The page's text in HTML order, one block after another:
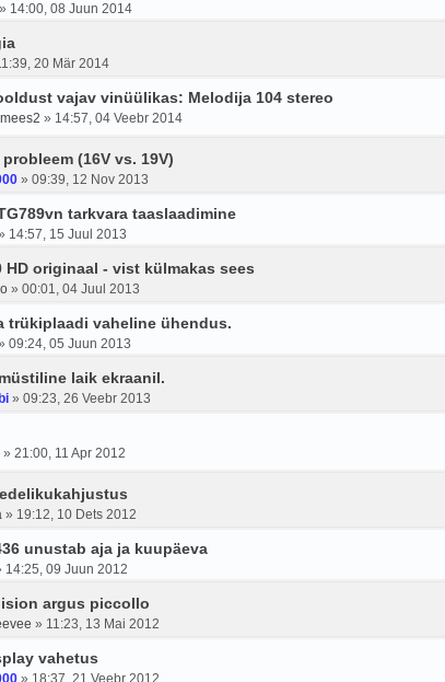
» 14:00, 08 Juun 2014
20 Mär 2014
vajav vinüülikas: Melodija 104 stereo
» 14:57, 04 Veebr 2014
(16V vs. 19V)
» 09:39, 12 Nov 2013
tarkvara taaslaadimine
14:57, 15 Juul 2013
HD originaal - vist külmakas sees
» 00:01, 04 Juul 2013
trükiplaadi vaheline ühendus.
09:24, 05 Juun 2013
laik ekraanil.
» 09:23, 26 Veebr 2013
» 21:00, 11 Apr 2012
» 19:12, 10 Dets 2012
unustab aja ja kuupäeva
14:25, 09 Juun 2012
argus piccollo
» 11:23, 13 Mai 2012
vahetus
» 18:37, 21 Veebr 2012